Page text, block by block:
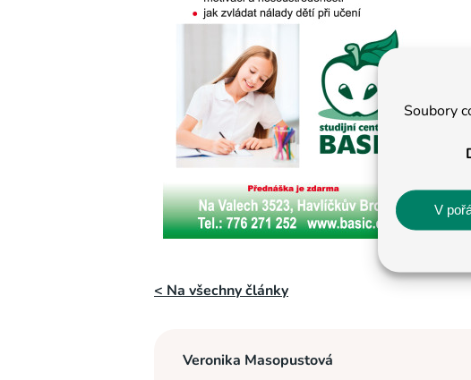
Soubory
V
< Na všechny články
Veronika Masopustová